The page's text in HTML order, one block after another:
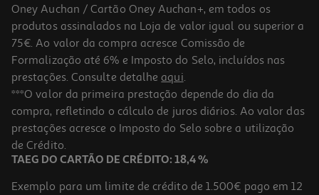
-10%
Livro Comer Com Sentido De João Martins
16.11 €/un
17,90 € PVP de editor
16,11 €
Oney Auchan / Cartão Oney Auchan+, em todos os
produtos assinalados na Loja de valor igual ou superior a
75€. Ao valor da compra acresce Comissão de
Formalização até 6% e Imposto do Selo, incluídos nas
prestações. Consulte detalhe aqui.
***O valor da primeira prestação depende do dia da
compra, refletindo o cálculo de juros diários. Ao valor das
prestações acresce o Imposto do Selo sobre a utilização
de Crédito.
TAEG DO CARTÃO DE CRÉDITO: 18,4 %
Exemplo para um limite de crédito de 1.500€ pago em 12